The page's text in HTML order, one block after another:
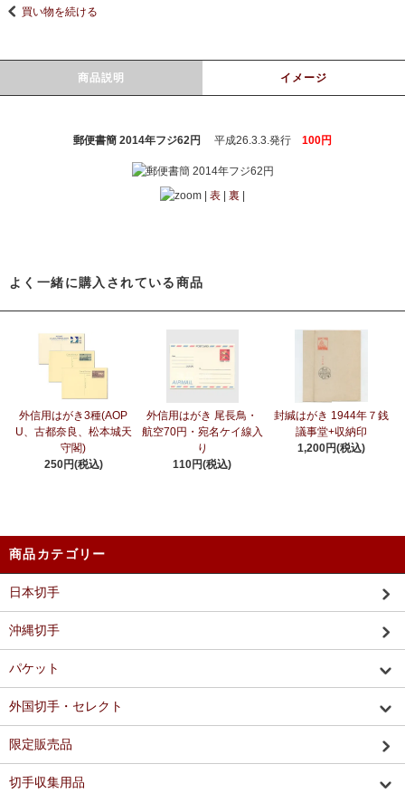
買い物を続ける
商品説明 イメージ
郵便書簡 2014年フジ62円 平成26.3.3.発行 100円
表 裏
よく一緒に購入されている商品
外信用はがき3種(AOP
U、古都奈良、松本城天
守閣)
250円(税込)
外信用はがき 尾長鳥・
航空70円・宛名ケイ線入
り
110円(税込)
封緘はがき 1944年７銭
議事堂+収納印
1,200円(税込)
商品カテゴリー
日本切手
沖縄切手
パケット
外国切手・セレクト
限定販売品
切手収集用品